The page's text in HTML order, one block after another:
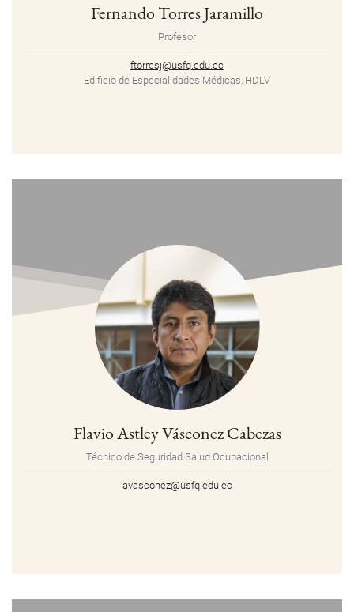
Fernando Torres Jaramillo
Profesor
ftorresj@usfq.edu.ec
Edificio de Especialidades Médicas, HDLV
Flavio Astley Vásconez Cabezas
Técnico de Seguridad Salud Ocupacional
avasconez@usfq.edu.ec